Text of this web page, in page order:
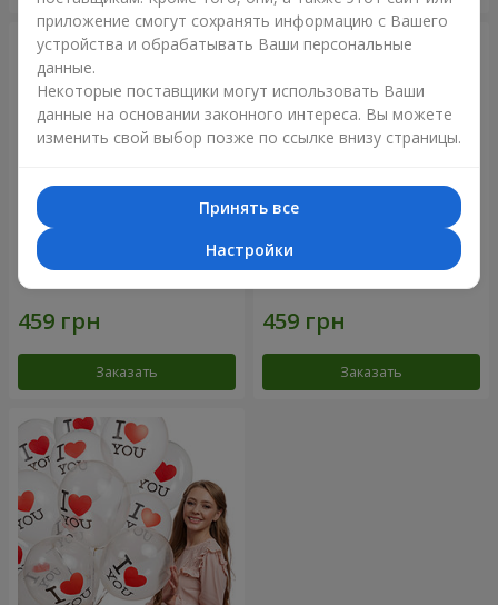
Коллекция шариков
"Люблю" - 5 шариков
Заказать
Коллекция шариков "I love
Заказать
приложение смогут сохранять информацию с Вашего
устройства и обрабатывать Ваши персональные
данные.
Некоторые поставщики могут использовать Ваши
данные на основании законного интереса. Вы можете
изменить свой выбор позже по ссылке внизу страницы.
Принять все
Настройки